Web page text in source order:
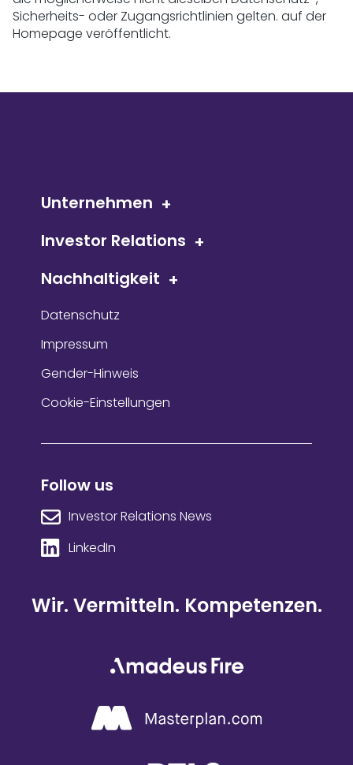
Sicherheits- oder Zugangsrichtlinien gelten. auf der
Homepage veröffentlicht.
Unternehmen
Investor Relations
Nachhaltigkeit
Follow us
Investor Relations News
LinkedIn
Wir. Vermitteln. Kompetenzen.
Datenschutz
Impressum
Gender-Hinweis
Cookie-Einstellungen